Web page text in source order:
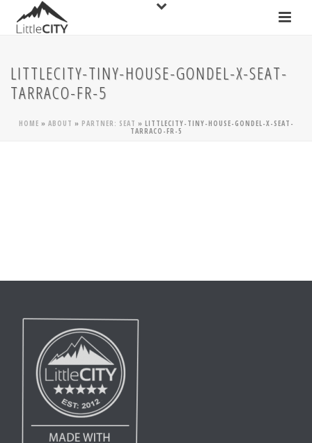
LITTLECITY-TINY-HOUSE-GONDEL-X-SEAT-
TARRACO-FR-5
HOME » ABOUT » PARTNER: SEAT » LITTLECITY-TINY-HOUSE-GONDEL-X-SEAT-
TARRACO-FR-5